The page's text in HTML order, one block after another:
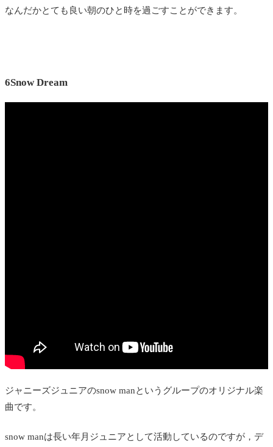
なんだかとても良い朝のひと時を過ごすことができます。
6Snow Dream
ジャニーズジュニアのsnow manというグループのオリジナル楽
曲です。
snow manは長い年月ジュニアとして活動しているのですが，デ